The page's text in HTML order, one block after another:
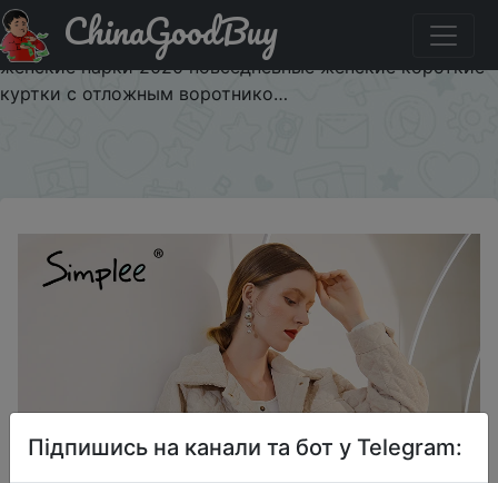
Промокод на знижку SAEAALLPRO10 Simplee модные
вельветовые зимние женские пальто однобортные
женские парки 2020 повседневные женские короткие
куртки с отложным воротнико…
ChinaGoodBuy
Підпишись на канали та бот у Telegram: